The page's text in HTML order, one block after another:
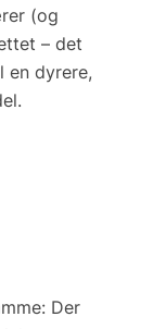
(og
– det
en dyrere,
Der